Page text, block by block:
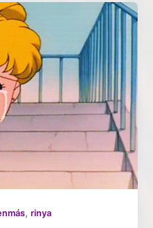
,rinya